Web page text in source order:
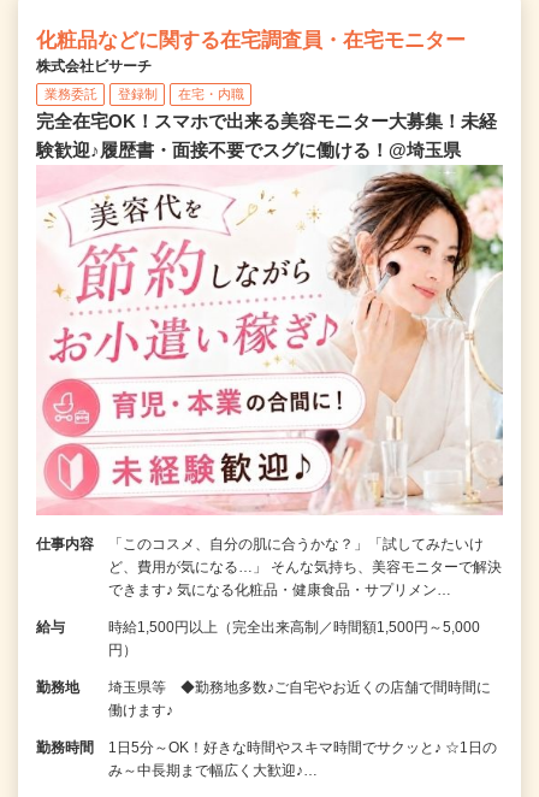
化粧品などに関する在宅調査員・在宅モニター
株式会社ビサーチ
業務委託 登録制 在宅・内職
完全在宅OK！スマホで出来る美容モニター大募集！未経
験歓迎♪履歴書・面接不要でスグに働ける！@埼玉県
仕事内容
「このコスメ、自分の肌に合うかな？」「試してみたいけ
ど、費用が気になる…」 そんな気持ち、美容モニターで解決
できます♪ 気になる化粧品・健康食品・サプリメン…
給与
時給1,500円以上（完全出来高制／時間額1,500円～5,000
円）
勤務地
埼玉県等 ◆勤務地多数♪ご自宅やお近くの店舗で間時間に
働けます♪
勤務時間
1日5分～OK！好きな時間やスキマ時間でサクッと♪ ☆1日の
み～中長期まで幅広く大歓迎♪…